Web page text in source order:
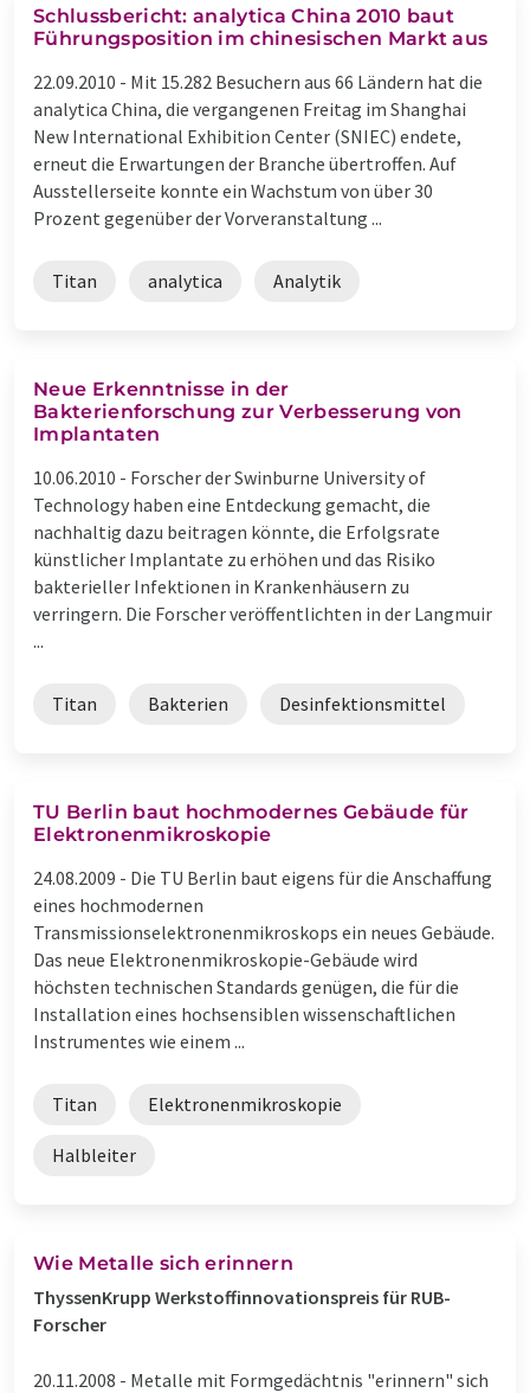
Schlussbericht: analytica China 2010 baut
Führungsposition im chinesischen Markt aus
22.09.2010 - Mit 15.282 Besuchern aus 66 Ländern hat die
analytica China, die vergangenen Freitag im Shanghai
New International Exhibition Center (SNIEC) endete,
erneut die Erwartungen der Branche übertroffen. Auf
Ausstellerseite konnte ein Wachstum von über 30
Prozent gegenüber der Vorveranstaltung ...
Titan analytica Analytik
Neue Erkenntnisse in der
Bakterienforschung zur Verbesserung von
Implantaten
10.06.2010 - Forscher der Swinburne University of
Technology haben eine Entdeckung gemacht, die
nachhaltig dazu beitragen könnte, die Erfolgsrate
künstlicher Implantate zu erhöhen und das Risiko
bakterieller Infektionen in Krankenhäusern zu
verringern. Die Forscher veröffentlichten in der Langmuir
...
Titan Bakterien Desinfektionsmittel
TU Berlin baut hochmodernes Gebäude für
Elektronenmikroskopie
24.08.2009 - Die TU Berlin baut eigens für die Anschaffung
eines hochmodernen
Transmissionselektronenmikroskops ein neues Gebäude.
Das neue Elektronenmikroskopie-Gebäude wird
höchsten technischen Standards genügen, die für die
Installation eines hochsensiblen wissenschaftlichen
Instrumentes wie einem ...
Titan Elektronenmikroskopie
Halbleiter
Wie Metalle sich erinnern
ThyssenKrupp Werkstoffinnovationspreis für RUB-
Forscher
20.11.2008 - Metalle mit Formgedächtnis "erinnern" sich